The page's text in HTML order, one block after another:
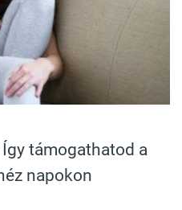
támogathatod a
napokon